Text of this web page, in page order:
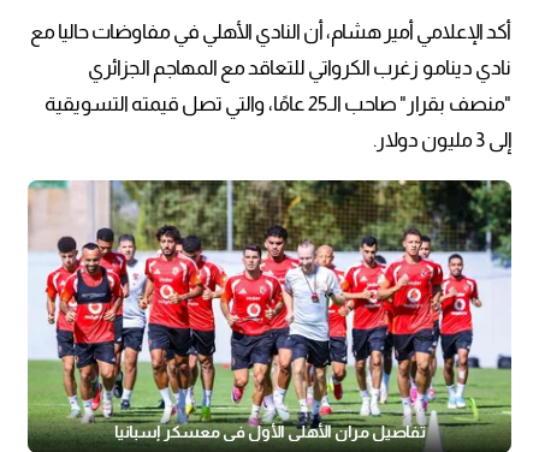
أكد الإعلامي أمير هشام، أن النادي الأهلي في مفاوضات حاليا مع
نادي دينامو زغرب الكرواتي للتعاقد مع المهاجم الجزائري
"منصف بقرار" صاحب الـ25 عامًا، والتي تصل قيمته التسويقية
إلى 3 مليون دولار.
تفاصيل مران الأهلي الأول في معسكر إسبانيا